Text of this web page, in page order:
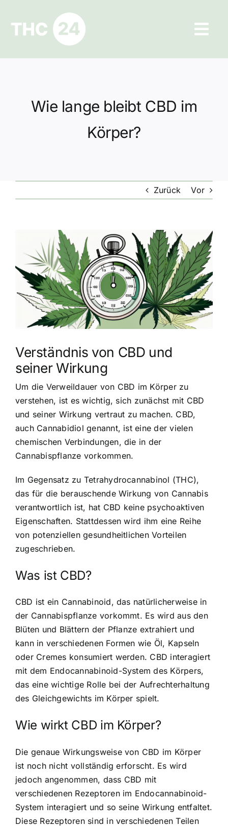
springen
Ratgeber
Wie lange bleibt CBD im
Körper?
Zurück Vor
grösseres
Bild
Verständnis von CBD und
seiner Wirkung
Um die Verweildauer von CBD im Körper zu
verstehen, ist es wichtig, sich zunächst mit CBD
und seiner Wirkung vertraut zu machen. CBD,
auch Cannabidiol genannt, ist eine der vielen
chemischen Verbindungen, die in der
Cannabispflanze vorkommen.
Im Gegensatz zu Tetrahydrocannabinol (THC),
das für die berauschende Wirkung von Cannabis
verantwortlich ist, hat CBD keine psychoaktiven
Eigenschaften. Stattdessen wird ihm eine Reihe
von potenziellen gesundheitlichen Vorteilen
zugeschrieben.
Was ist CBD?
CBD ist ein Cannabinoid, das natürlicherweise in
der Cannabispflanze vorkommt. Es wird aus den
Blüten und Blättern der Pflanze extrahiert und
kann in verschiedenen Formen wie Öl, Kapseln
oder Cremes konsumiert werden. CBD interagiert
mit dem Endocannabinoid-System des Körpers,
das eine wichtige Rolle bei der Aufrechterhaltung
des Gleichgewichts im Körper spielt.
Wie wirkt CBD im Körper?
Die genaue Wirkungsweise von CBD im Körper
ist noch nicht vollständig erforscht. Es wird
jedoch angenommen, dass CBD mit
verschiedenen Rezeptoren im Endocannabinoid-
System interagiert und so seine Wirkung entfaltet.
Diese Rezeptoren sind in verschiedenen Teilen